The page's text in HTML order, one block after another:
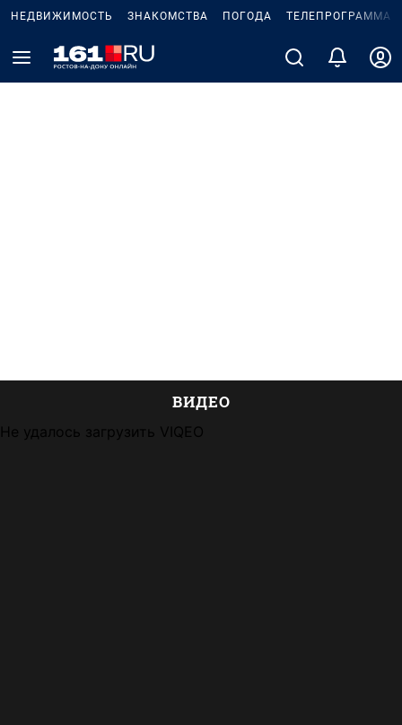
НЕДВИЖИМОСТЬ ЗНАКОМСТВА ПОГОДА ТЕЛЕПРОГРАММА
ВИДЕО
Не удалось загрузить VIQEO